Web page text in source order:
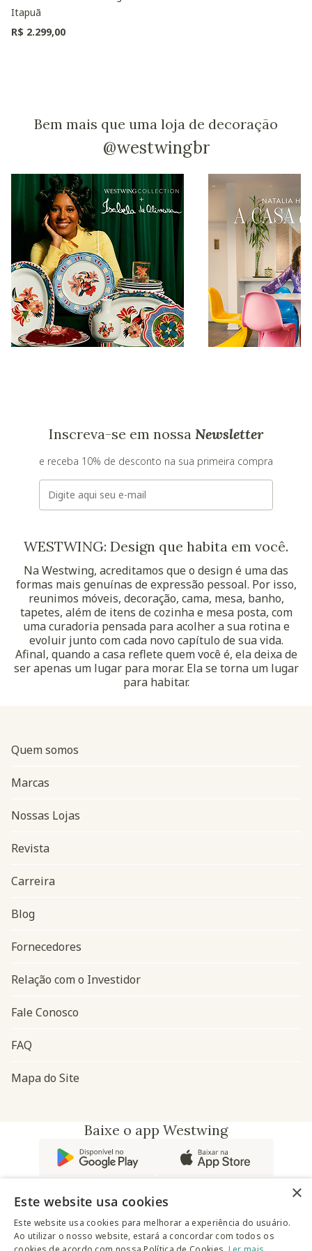
Itapuã
R$ 2.299,00
Bem mais que uma loja de decoração
@westwingbr
Inscreva-se em nossa Newsletter
e receba 10% de desconto na sua primeira compra
E-mail
WESTWING: Design que habita em você.
Na Westwing, acreditamos que o design é uma das
formas mais genuínas de expressão pessoal. Por isso,
reunimos móveis, decoração, cama, mesa, banho,
tapetes, além de itens de cozinha e mesa posta, com
uma curadoria pensada para acolher a sua rotina e
evoluir junto com cada novo capítulo de sua vida.
Afinal, quando a casa reflete quem você é, ela deixa de
ser apenas um lugar para morar. Ela se torna um lugar
para habitar.
Navegação do rodapé
Quem somos
Marcas
Nossas Lojas
Revista
Carreira
Blog
Fornecedores
Relação com o Investidor
Fale Conosco
FAQ
Mapa do Site
Baixe o app Westwing
@westwingbr
×
Este website usa cookies
Este website usa cookies para melhorar a experiência do usuário.
Ao utilizar o nosso website, estará a concordar com todos os